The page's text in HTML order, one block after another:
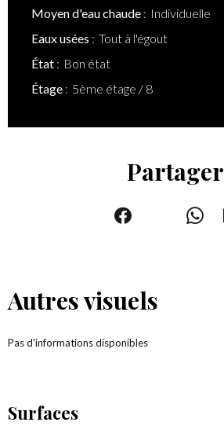
Moyen d'eau chaude
Individuelle
Eaux usées
Tout à l'égout
État
Bon état
Étage
5ème étage / 8
Partager
Autres visuels
Pas d'informations disponibles
Surfaces